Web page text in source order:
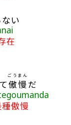
ない
在
傲慢
ごうまん
だ
傲慢